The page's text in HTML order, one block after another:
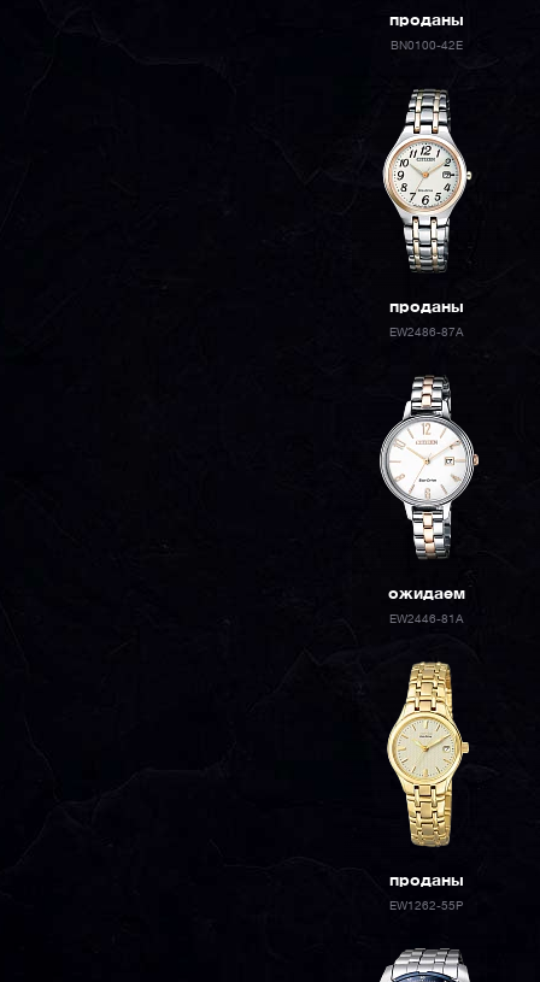
проданы
BN0100-42E
проданы
EW2486-87A
ожидаем
EW2446-81A
проданы
EW1262-55P